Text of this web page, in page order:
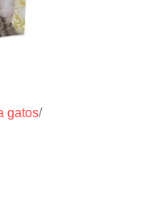
gatos/